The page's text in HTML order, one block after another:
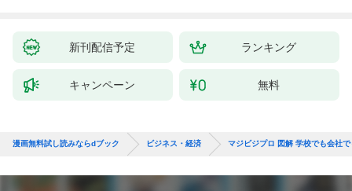
新刊配信予定 ランキング
キャンペーン 無料
漫画無料試し読みならdブック ビジネス・経済 マジビジプロ 図解 学校でも会社